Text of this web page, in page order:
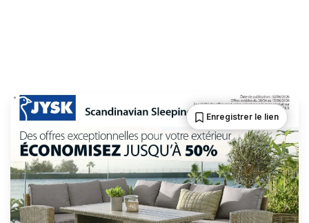
Enregistrer le lien